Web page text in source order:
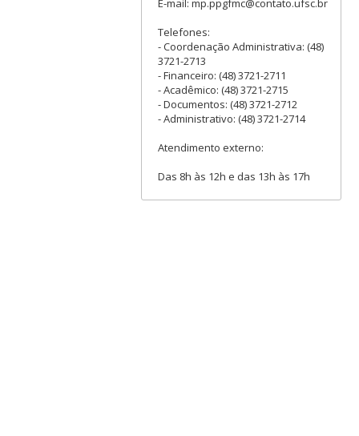
E-mail: mp.ppgfmc@contato.ufsc.br
Telefones:
- Coordenação Administrativa: (48)
3721-2713
- Financeiro: (48) 3721-2711
- Acadêmico: (48) 3721-2715
- Documentos: (48) 3721-2712
- Administrativo: (48) 3721-2714
Atendimento externo:
Das 8h às 12h e das 13h às 17h